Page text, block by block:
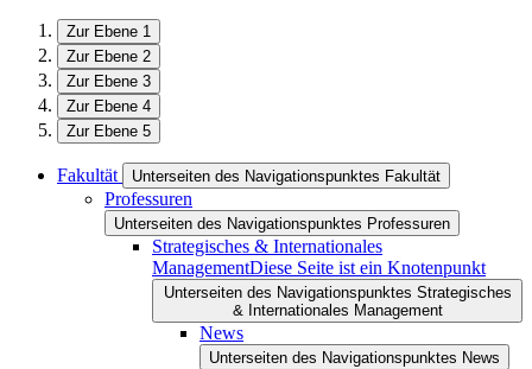
Zur Ebene 1
Zur Ebene 2
Zur Ebene 3
Zur Ebene 4
Zur Ebene 5
Fakultät Unterseiten des Navigationspunktes Fakultät
Professuren
Unterseiten des Navigationspunktes Professuren
Strategisches & Internationales
ManagementDiese Seite ist ein Knotenpunkt
Unterseiten des Navigationspunktes Strategisches
& Internationales Management
News
Unterseiten des Navigationspunktes News